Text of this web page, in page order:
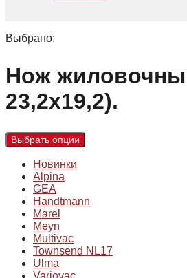
Выбрано:
Нож
23,2х19,2).
Выбрать опции
Новинки
Alpina
GEA
Handtmann
Marel
Meyn
Multivac
Townsend NL17
Ulma
Variovac